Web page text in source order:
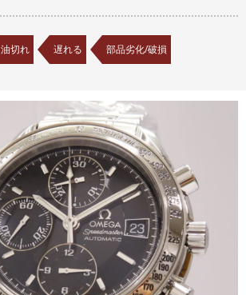
油切れ 遅れる 部品劣化/破損